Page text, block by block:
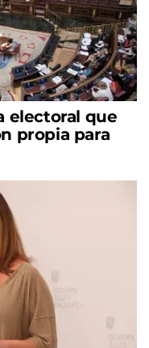
electoral que
propia para